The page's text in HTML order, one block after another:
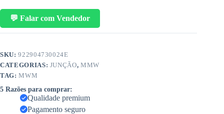
💬 Falar com Vendedor
SKU:922904730024E
CATEGORIAS: JUNÇÃO,MMW
TAG:MWM
5 Razões para comprar:
Qualidade premium
Pagamento seguro